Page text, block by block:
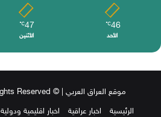
46
℃
الأحد
47
℃
الأثنين
موقع العراق العربي | © Copyright 2026, All Rights Reserved
الرئيسية
اخبار عراقية اخبار اقليمية ودولية